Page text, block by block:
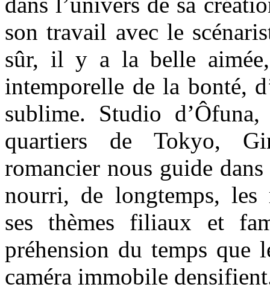
son travail avec le
sûr, il y a la belle aimée,
intemporelle de la bonté,
sublime. Studio
quartiers de Tokyo,
romancier nous guide
nourri, de longtemps, les
ses thèmes filiaux et
préhension du temps que
caméra immobile